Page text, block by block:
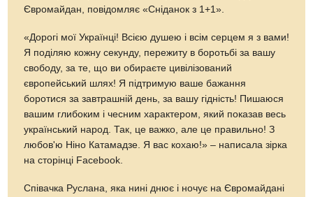
Євромайдан, повідомляє «Сніданок з 1+1».
«Дорогі мої Українці! Всією душею і всім серцем я з вами!
Я поділяю кожну секунду, пережиту в боротьбі за вашу
свободу, за те, що ви обираєте цивілізований
європейський шлях! Я підтримую ваше бажання
боротися за завтрашній день, за вашу гідність! Пишаюся
вашим глибоким і чесним характером, який показав весь
український народ. Так, це важко, але це правильно! З
любов'ю Ніно Катамадзе. Я вас кохаю!» – написала зірка
на сторінці Facebook.
Співачка Руслана, яка нині днює і ночує на Євромайдані